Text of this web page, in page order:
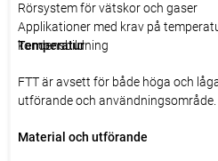
Rörsystem för vätskor och gaser
Applikationer med krav på
kondensbildning
Temperatur
FTT är avsett för både höga och
utförande och användningsområde.
Material och utförande